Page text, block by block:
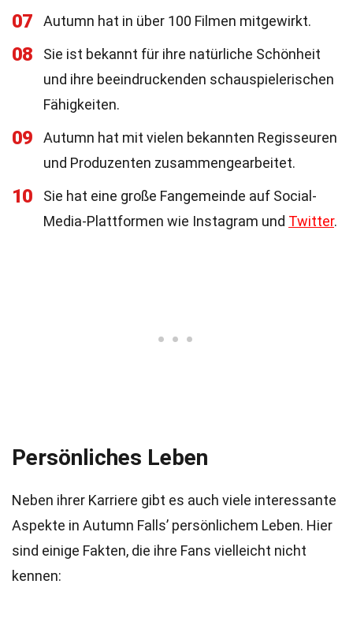
07 Autumn hat in über 100 Filmen mitgewirkt.
08
Sie ist bekannt für ihre natürliche Schönheit
und ihre beeindruckenden schauspielerischen
Fähigkeiten.
09
Autumn hat mit vielen bekannten Regisseuren
und Produzenten zusammengearbeitet.
10
Sie hat eine große Fangemeinde auf Social-
Media-Plattformen wie Instagram und Twitter.
Persönliches Leben
Neben ihrer Karriere gibt es auch viele interessante
Aspekte in Autumn Falls’ persönlichem Leben. Hier
sind einige Fakten, die ihre Fans vielleicht nicht
kennen: